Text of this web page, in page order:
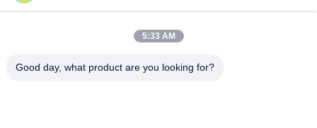
5:33 AM
Good day, what product are you looking for?